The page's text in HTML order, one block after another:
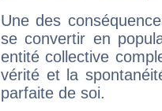
Une des
se convertir en
entité collective
vérité et la
parfaite de soi.